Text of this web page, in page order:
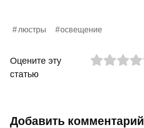
люстры освещение
Оцените эту
статью
Добавить комментарий